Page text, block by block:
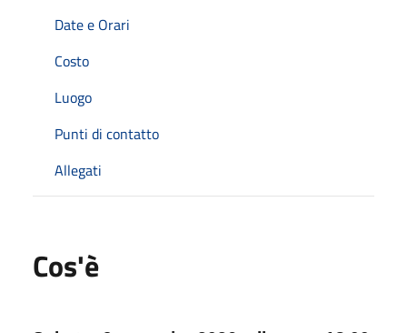
Date e Orari
Costo
Luogo
Punti di contatto
Allegati
Cos'è